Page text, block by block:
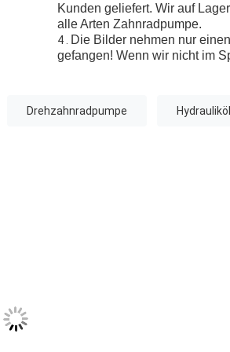
Kunden geliefert. Wir auf
alle Arten Zahnradpumpe.
4 .
Die Bilder nehmen nur
gefangen! Wenn wir nicht im
Drehzahnradpumpe